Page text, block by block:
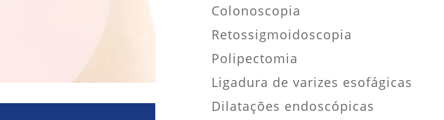
Colonoscopia
Retossigmoidoscopia
Polipectomia
Ligadura de varizes esofágicas
Dilatações endoscópicas